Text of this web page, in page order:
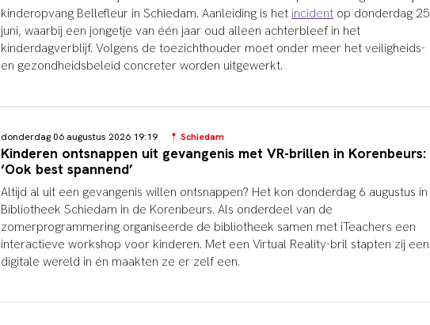
kinderopvang Bellefleur in Schiedam. Aanleiding is het incident op donderdag 25
juni, waarbij een jongetje van één jaar oud alleen achterbleef in het
kinderdagverblijf. Volgens de toezichthouder moet onder meer het veiligheids-
en gezondheidsbeleid concreter worden uitgewerkt.
donderdag 06 augustus 2026 19:19 Schiedam
Kinderen ontsnappen uit gevangenis met VR-brillen in Korenbeurs:
‘Ook best spannend’
Altijd al uit een gevangenis willen ontsnappen? Het kon donderdag 6 augustus in
Bibliotheek Schiedam in de Korenbeurs. Als onderdeel van de
zomerprogrammering organiseerde de bibliotheek samen met iTeachers een
interactieve workshop voor kinderen. Met een Virtual Reality-bril stapten zij een
digitale wereld in én maakten ze er zelf een.